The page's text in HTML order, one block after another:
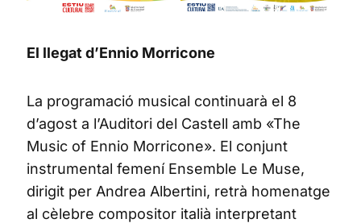
El llegat d’Ennio Morricone
La programació musical continuarà el 8
d’agost a l’Auditori del Castell amb «The
Music of Ennio Morricone». El conjunt
instrumental femení Ensemble Le Muse,
dirigit per Andrea Albertini, retrà homenatge
al cèlebre compositor italià interpretant